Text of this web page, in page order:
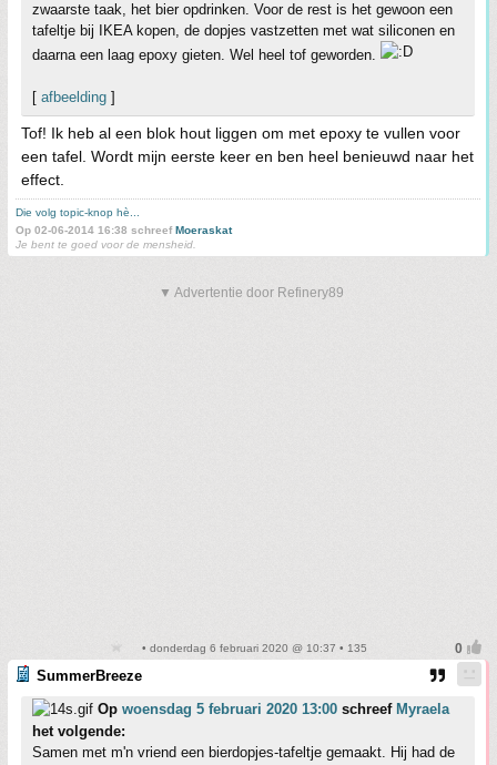
zwaarste taak, het bier opdrinken. Voor de rest is het gewoon een
tafeltje bij IKEA kopen, de dopjes vastzetten met wat siliconen en
daarna een laag epoxy gieten. Wel heel tof geworden.
[ afbeelding ]
Tof! Ik heb al een blok hout liggen om met epoxy te vullen voor
een tafel. Wordt mijn eerste keer en ben heel benieuwd naar het
effect.
Die volg topic-knop hè...
Op 02-06-2014 16:38 schreefMoeraskat
Je bent te goed voor de mensheid.
▼ Advertentie door Refinery89
• donderdag 6 februari 2020 @ 10:37 • 135
SummerBreeze
Op woensdag 5 februari 2020 13:00 schreef Myraela
het volgende:
Samen met m'n vriend een bierdopjes-tafeltje gemaakt. Hij had de